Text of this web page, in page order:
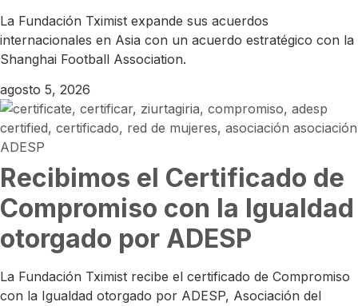
La Fundación Tximist expande sus acuerdos
internacionales en Asia con un acuerdo estratégico con la
Shanghai Football Association.
agosto 5, 2026
Recibimos el Certificado de
Compromiso con la Igualdad
otorgado por ADESP
La Fundación Tximist recibe el certificado de Compromiso
con la Igualdad otorgado por ADESP, Asociación del